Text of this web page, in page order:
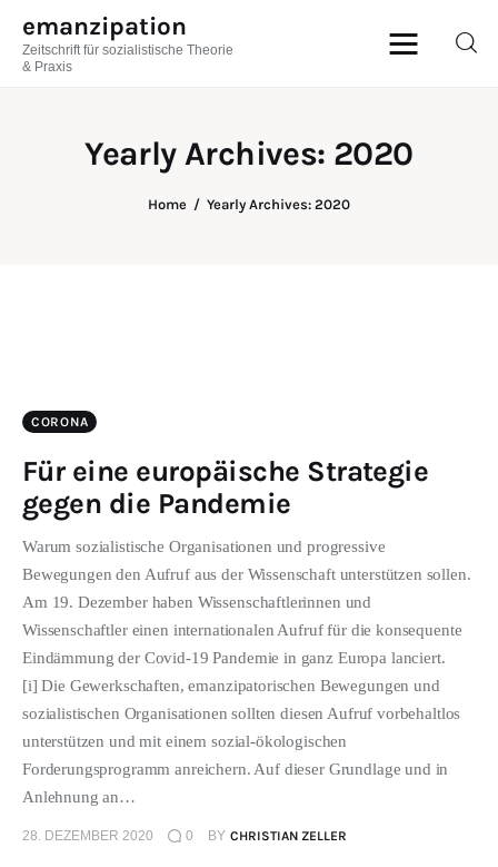
emanzipation
Zeitschrift für sozialistische Theorie
& Praxis
Yearly Archives: 2020
Home Yearly Archives: 2020
Im Austausch
ABO
ÜBER EMANZIPATION
CORONA
Für eine europäische Strategie
gegen die Pandemie
Warum sozialistische Organisationen und progressive
Bewegungen den Aufruf aus der Wissenschaft unterstützen sollen.
Am 19. Dezember haben Wissenschaftlerinnen und
Wissenschaftler einen internationalen Aufruf für die konsequente
Eindämmung der Covid-19 Pandemie in ganz Europa lanciert.
[i] Die Gewerkschaften, emanzipatorischen Bewegungen und
sozialistischen Organisationen sollten diesen Aufruf vorbehaltlos
unterstützen und mit einem sozial-ökologischen
Forderungsprogramm anreichern. Auf dieser Grundlage und in
Anlehnung an…
28. DEZEMBER 2020 0 BY CHRISTIAN ZELLER